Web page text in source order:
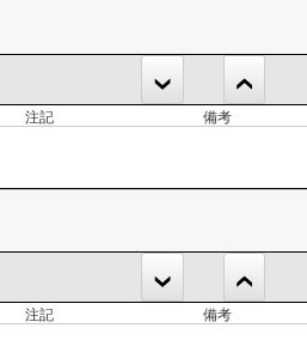
注記 備考
注記 備考